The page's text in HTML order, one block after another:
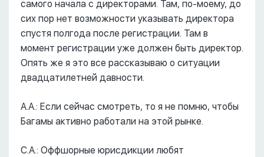
самого начала с директорами. Там, по-моему, до
сих пор нет возможности указывать директора
спустя полгода после регистрации. Там в
момент регистрации уже должен быть директор.
Опять же я это все рассказываю о ситуации
двадцатилетней давности.
А.А.: Если сейчас смотреть, то я не помню, чтобы
Багамы активно работали на этой рынке.
С.А.: Оффшорные юрисдикции любят